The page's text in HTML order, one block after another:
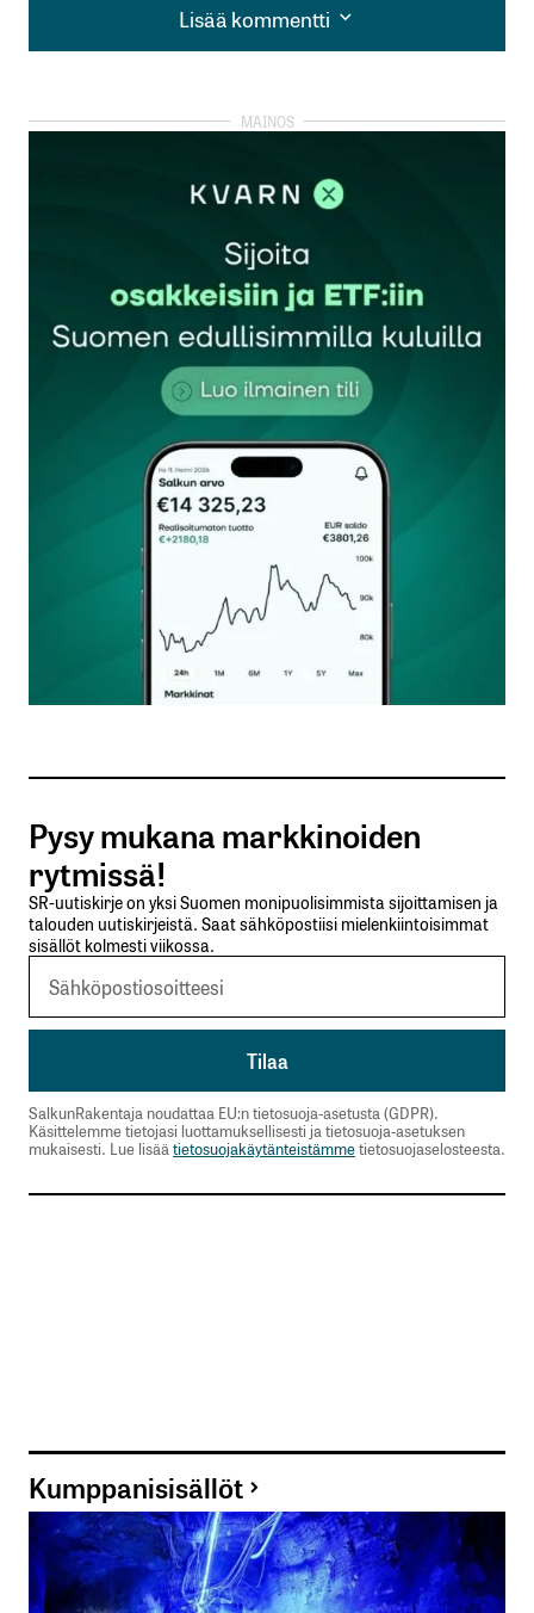
Lisää kommentti
Lisää kommentti
kirjautua
rekisteröityä
Sähköpostiosoitettasi ei julkaista.Pakolliset
kentät on merkitty*
Kommentti*
Nimesi tai nimimerkkisi
Sähköpostiosoitteesi
Tilaa SalkunRakentajan uutiskirje
Lähetä kommentti
Pysy mukana markkinoiden
rytmissä!
SR-uutiskirje on yksi Suomen monipuolisimmista sijoittamisen ja
talouden uutiskirjeistä. Saat sähköpostiisi mielenkiintoisimmat
sisällöt kolmesti viikossa.
SalkunRakentaja noudattaa EU:n tietosuoja-asetusta (GDPR).
Käsittelemme tietojasi luottamuksellisesti ja tietosuoja-asetuksen
mukaisesti. Lue lisää tietosuojakäytänteistämmetietosuojaselosteesta.
Kumppanisisällöt